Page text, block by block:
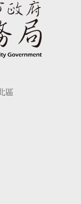
區